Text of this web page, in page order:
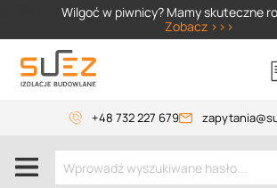
Wilgoć w piwnicy? Mamy skuteczne
Zobacz >>>
+48 732 227 679